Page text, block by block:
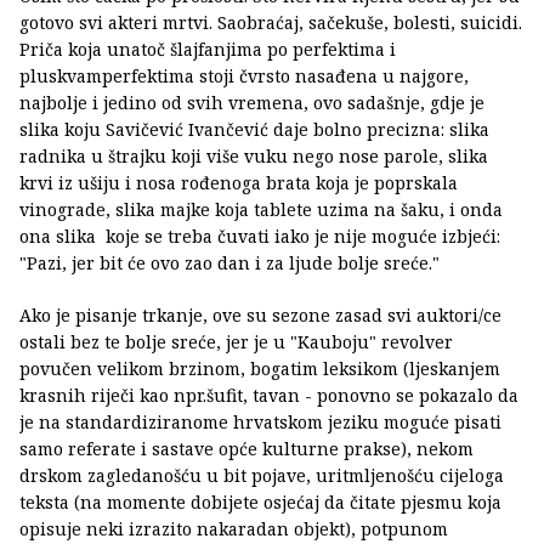
gotovo svi akteri mrtvi. Saobraćaj, sačekuše, bolesti, suicidi.
Priča koja unatoč šlajfanjima po perfektima i
pluskvamperfektima stoji čvrsto nasađena u najgore,
najbolje i jedino od svih vremena, ovo sadašnje, gdje je
slika koju Savičević Ivančević daje bolno precizna: slika
radnika u štrajku koji više vuku nego nose parole, slika
krvi iz ušiju i nosa rođenoga brata koja je poprskala
vinograde, slika majke koja tablete uzima na šaku, i onda
ona slika koje se treba čuvati iako je nije moguće izbjeći:
"Pazi, jer bit će ovo zao dan i za ljude bolje sreće."
Ako je pisanje trkanje, ove su sezone zasad svi auktori/ce
ostali bez te bolje sreće, jer je u "Kauboju" revolver
povučen velikom brzinom, bogatim leksikom (ljeskanjem
krasnih riječi kao npr.šufit, tavan - ponovno se pokazalo da
je na standardiziranome hrvatskom jeziku moguće pisati
samo referate i sastave opće kulturne prakse), nekom
drskom zagledanošću u bit pojave, uritmljenošću cijeloga
teksta (na momente dobijete osjećaj da čitate pjesmu koja
opisuje neki izrazito nakaradan objekt), potpunom